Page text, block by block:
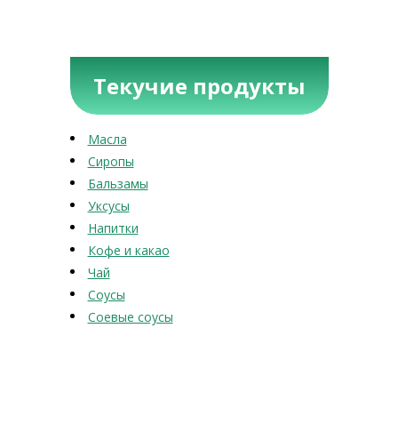
Текучие продукты
Масла
Сиропы
Бальзамы
Уксусы
Напитки
Кофе и какао
Чай
Соусы
Соевые соусы